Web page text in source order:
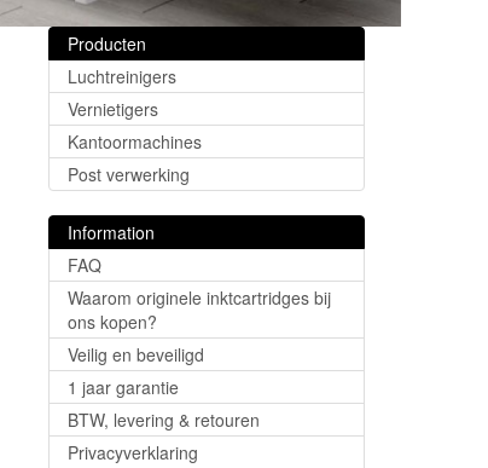
Producten
Luchtreinigers
Vernietigers
Kantoormachines
Post verwerking
Information
FAQ
Waarom originele inktcartridges bij
ons kopen?
Veilig en beveiligd
1 jaar garantie
BTW, levering & retouren
Privacyverklaring